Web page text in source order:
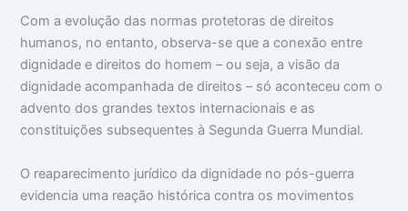
Com a evolução das normas protetoras de direitos
humanos, no entanto, observa-se que a conexão entre
dignidade e direitos do homem – ou seja, a visão da
dignidade acompanhada de direitos – só aconteceu com o
advento dos grandes textos internacionais e as
constituições subsequentes à Segunda Guerra Mundial.
O reaparecimento jurídico da dignidade no pós-guerra
evidencia uma reação histórica contra os movimentos